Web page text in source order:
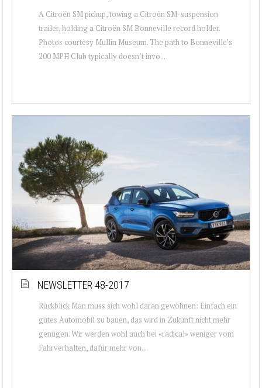
A Citroën SM pickup, towing a Citroën SM-suspension
trailer, holding a Citroën SM Bonneville record holder.
Photos courtesy Mullin Museum. The path to Bonneville’s
200 MPH Club typically doesn’t invo...
NEWSLETTER 48-2017
Rückblick Man muss sich wohl daran gewöhnen: Einfach ein
gutes Automobil zu bauen, das wird in Zukunft nicht mehr
genügen. Wir werden wohl auch bei «radical» weniger vom
Fahrverhalten, dafür mehr von...